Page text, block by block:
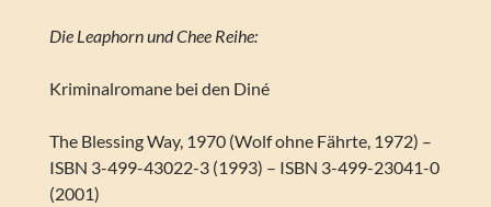
Die Leaphorn und Chee Reihe:
Kriminalromane bei den Diné
The Blessing Way, 1970 (Wolf ohne Fährte, 1972) –
ISBN 3-499-43022-3 (1993) – ISBN 3-499-23041-0
(2001)